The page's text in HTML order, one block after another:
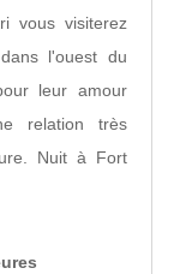
vous visiterez
l'ouest du
leur amour
relation très
Nuit à Fort